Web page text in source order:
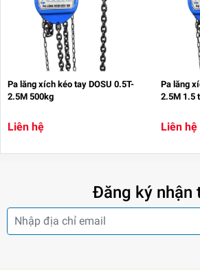
Pa lăng xích kéo tay DOSU 0.5T-
2.5M 500kg
Liên hệ
Pa lăng
2.5M 1.5
Liên hệ
Đăng ký nhận